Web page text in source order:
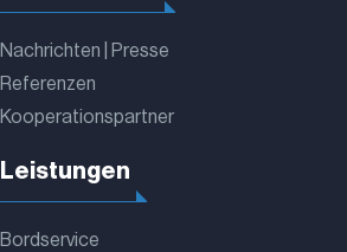
Nachrichten | Presse
Referenzen
Kooperationspartner
Leistungen
Bordservice